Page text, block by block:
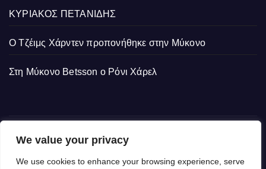
We value your privacy
We use cookies to enhance your browsing experience, serve
ΚΥΡΙΑΚΟΣ ΠΕΤΑΝΙΔΗΣ
Ο Τζέιμς Χάρντεν προπονήθηκε στην Μύκονο
Στη Μύκονο Betsson ο Ρόνι Χάρελ